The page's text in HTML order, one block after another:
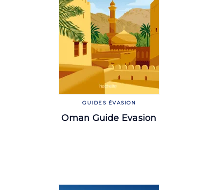
GUIDES ÉVASION
Oman Guide Evasion